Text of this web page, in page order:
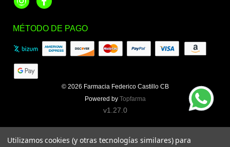
InstagramFacebook
MÉTODO DE PAGO
© 2026 Farmacia Federico Castillo CB
Powered by Topfarma
v1.27.0
Utilizamos cookies (y otras tecnologías similares) para